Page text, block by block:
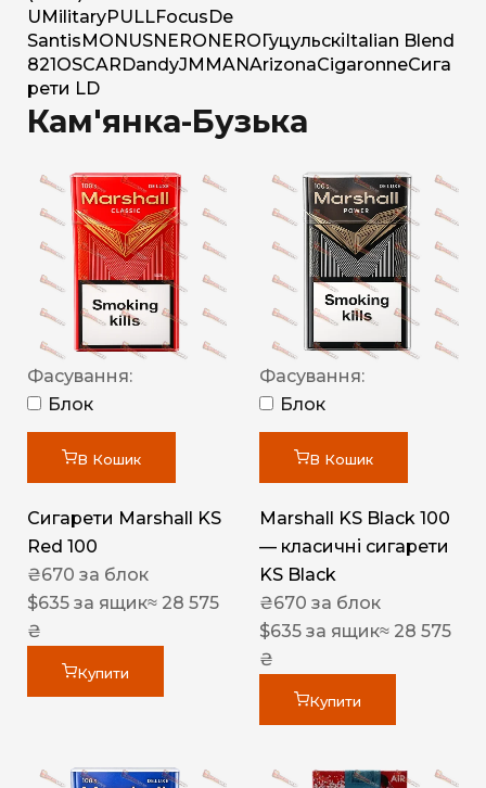
U MilitaryPULLFocus De
Santis MONUSNERO NERO Гуцульскі Italian Blend
821 OSCAR DandyJM MANArizonaCigaronneСига
рети LD
Кам'янка-Бузька
Фасування:
Блок
В Кошик
Сигарети Marshall KS
Red 100
₴670 за блок
$635 за ящик≈ 28 575
₴
Купити
Фасування:
Блок
В Кошик
Marshall KS Black 100
— класичні сигарети
KS Black
₴670 за блок
$635 за ящик≈ 28 575
₴
Купити